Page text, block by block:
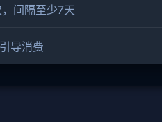
间隔至少7天
导消费